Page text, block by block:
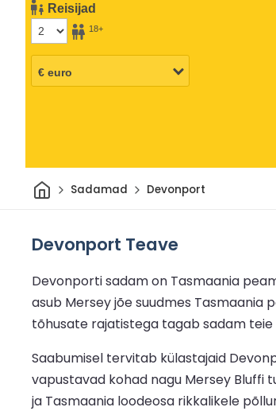
Reisijad
18+
Avaleht
Sadamad Devonport
Devonport Teave
Devonporti sadam on Tasmaania
asub Mersey jõe suudmes Tasmaania
tõhusate rajatistega tagab sadam teie
Saabumisel tervitab külastajaid
vapustavad kohad nagu Mersey Bluffi
ja Tasmaania loodeosa rikkalikele